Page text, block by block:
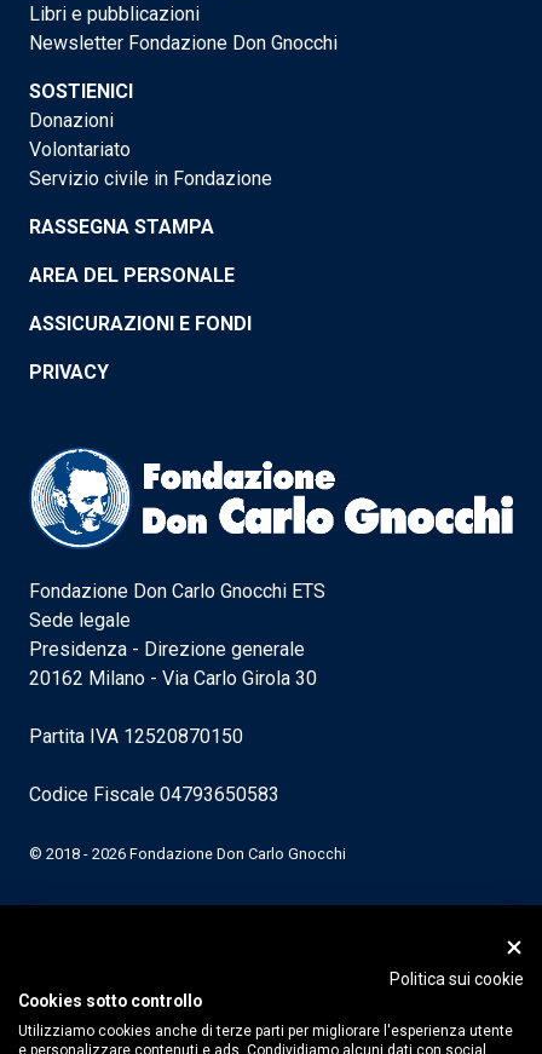
Libri e pubblicazioni
Newsletter Fondazione Don Gnocchi
SOSTIENICI
Donazioni
Volontariato
Servizio civile in Fondazione
RASSEGNA STAMPA
AREA DEL PERSONALE
ASSICURAZIONI E FONDI
PRIVACY
Fondazione Don Carlo Gnocchi ETS
Sede legale
Presidenza - Direzione generale
20162 Milano - Via Carlo Girola 30
Partita IVA 12520870150
Codice Fiscale 04793650583
© 2018 - 2026 Fondazione Don Carlo Gnocchi
Politica sui cookie
Cookies sotto controllo
Utilizziamo cookies anche di terze parti per migliorare l'esperienza utente
e personalizzare contenuti e ads. Condividiamo alcuni dati con social